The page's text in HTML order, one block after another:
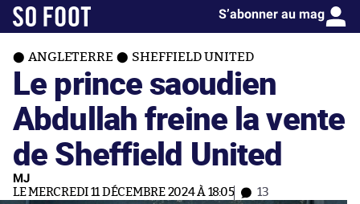
S’abonner au mag
ANGLETERRE SHEFFIELD UNITED
Le prince saoudien
Abdullah freine la vente
de Sheffield United
MJ
LE MERCREDI 11 DÉCEMBRE 2024 À 18:05 13